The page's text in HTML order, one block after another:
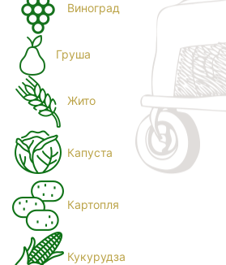
Виноград
Груша
Жито
Капуста
Картопля
Кукурудза